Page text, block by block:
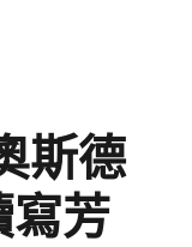
斯德
寫芳